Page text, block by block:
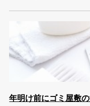
年明け前にゴミ屋敷